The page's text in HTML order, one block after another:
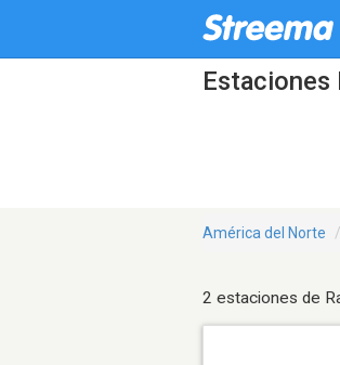
Estaciones
América del Norte
2 estaciones de